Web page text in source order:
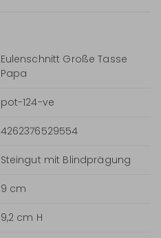
Eulenschnitt Große Tasse
Papa
pot-124-ve
4262376529554
Steingut mit Blindprägung
9 cm
9,2 cm H